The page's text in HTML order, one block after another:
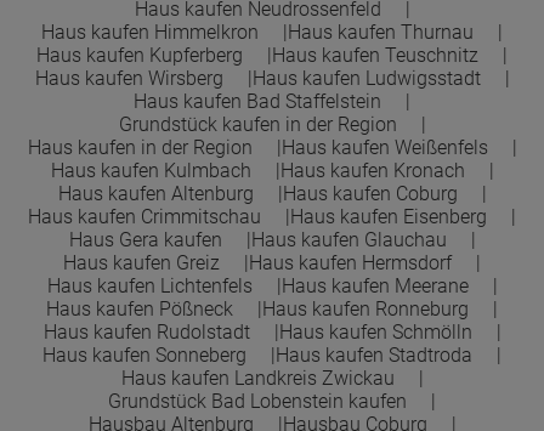
Haus kaufen Neudrossenfeld
Haus kaufen Himmelkron
Haus kaufen Thurnau
Haus kaufen Kupferberg
Haus kaufen Teuschnitz
Haus kaufen Wirsberg
Haus kaufen Ludwigsstadt
Haus kaufen Bad Staffelstein
Grundstück kaufen in der Region
Haus kaufen in der Region
Haus kaufen Weißenfels
Haus kaufen Kulmbach
Haus kaufen Kronach
Haus kaufen Altenburg
Haus kaufen Coburg
Haus kaufen Crimmitschau
Haus kaufen Eisenberg
Haus Gera kaufen
Haus kaufen Glauchau
Haus kaufen Greiz
Haus kaufen Hermsdorf
Haus kaufen Lichtenfels
Haus kaufen Meerane
Haus kaufen Pößneck
Haus kaufen Ronneburg
Haus kaufen Rudolstadt
Haus kaufen Schmölln
Haus kaufen Sonneberg
Haus kaufen Stadtroda
Haus kaufen Landkreis Zwickau
Grundstück Bad Lobenstein kaufen
Hausbau Altenburg
Hausbau Coburg